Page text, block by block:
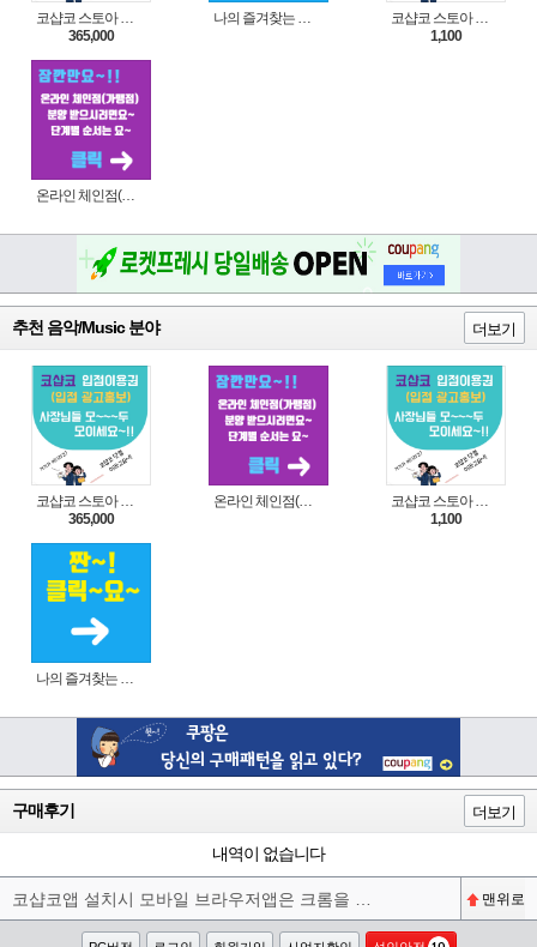
365,000
1,100
온라인 체인점(가맹점) 분양순서(필독)
추천 음악/Music 분야 더보기
365,000
온라인 체인점(가맹점) 분양순서(필독)
1,100
나의 즐겨찾는 상품 리스트로 편리하게 주문하세요~(쿠팡 다이나믹 배너)
구매후기 더보기
내역이 없습니다
맨위로